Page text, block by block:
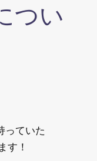
つい
っていた
す！